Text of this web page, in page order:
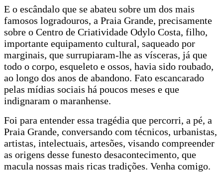
E o escândalo que se abateu sobre um dos mais
famosos logradouros, a Praia Grande, precisamente
sobre o Centro de Criatividade Odylo Costa, filho,
importante equipamento cultural, saqueado por
marginais, que surrupiaram-lhe as vísceras, já que
todo o corpo, esqueleto e ossos, havia sido roubado,
ao longo dos anos de abandono. Fato escancarado
pelas mídias sociais há poucos meses e que
indignaram o maranhense.
Foi para entender essa tragédia que percorri, a pé, a
Praia Grande, conversando com técnicos, urbanistas,
artistas, intelectuais, artesões, visando compreender
as origens desse funesto desacontecimento, que
macula nossas mais ricas tradições. Venha comigo.